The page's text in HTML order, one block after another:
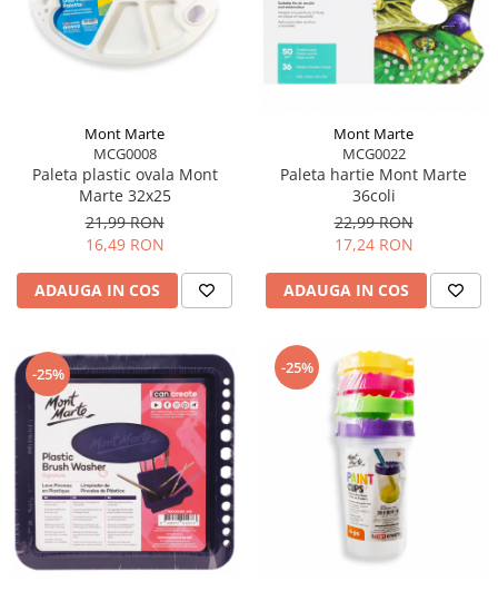
Mont Marte
MCG0008
Paleta plastic ovala Mont
Marte 32x25
21,99 RON
16,49 RON
ADAUGA IN COS
Mont Marte
MCG0022
Paleta hartie Mont Marte
36coli
22,99 RON
17,24 RON
ADAUGA IN COS
-25% -25%